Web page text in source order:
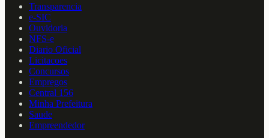
Transparencia
e-SIC
Ouvidoria
NFS-e
Diario Oficial
Licitacoes
Concursos
Empregos
Central 156
Minha Prefeitura
Saude
Empreendedor